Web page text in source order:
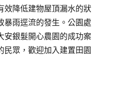
效降低建物屋頂漏水的狀
暴雨逕流的發生。公園處
安銀髮開心農園的成功案
民眾，歡迎加入建置田園